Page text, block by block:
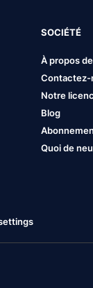
SOCIÉTÉ
À propos de
Contactez-
Notre
Blog
Quoi de